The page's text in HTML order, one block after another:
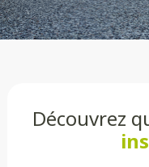
Découvrez